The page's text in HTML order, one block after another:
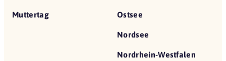
Muttertag Ostsee
Nordsee
Nordrhein-Westfalen